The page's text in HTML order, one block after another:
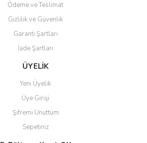
Ödeme ve Teslimat
Gizlilik ve Güvenlik
Garanti Şartları
İade Şartları
ÜYELİK
Yeni Üyelik
Üye Girişi
Şifremi Unuttum
Sepetiniz